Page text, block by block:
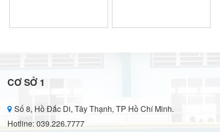
CƠ SỞ 1
Số 8, Hồ Đắc Di, Tây Thạnh, TP Hồ Chí Minh.
Hotline: 039.226.7777